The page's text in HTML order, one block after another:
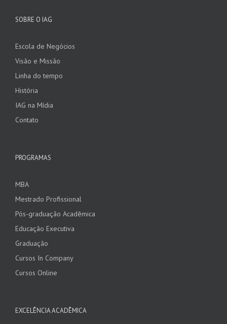
SOBRE O IAG
Escola de Negócios
Visão e Missão
Linha do tempo
História
IAG na Mídia
Contato
PROGRAMAS
MBA
Mestrado Profissional
Pós-graduação Acadêmica
Educação Executiva
Graduação
Cursos In Company
Cursos Online
EXCELÊNCIA ACADÊMICA